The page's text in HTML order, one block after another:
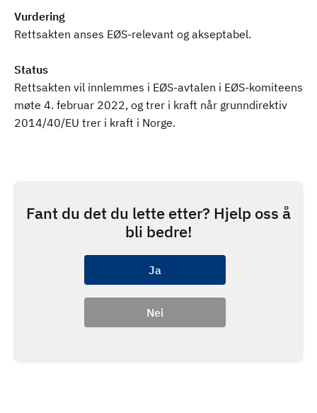
Vurdering
Rettsakten anses EØS-relevant og akseptabel.
Status
Rettsakten vil innlemmes i EØS-avtalen i EØS-komiteens
møte 4. februar 2022, og trer i kraft når grunndirektiv
2014/40/EU trer i kraft i Norge.
Fant du det du lette etter? Hjelp oss å
bli bedre!